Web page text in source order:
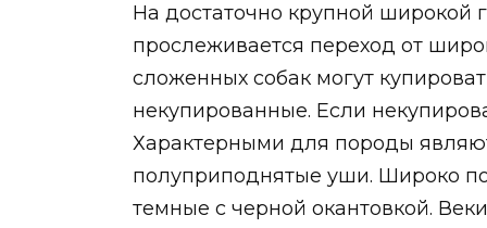
На достаточно крупной широкой
прослеживается переход от
сложенных собак могут
некупированные. Если
Характерными для породы
полуприподнятые уши. Широко
темные с черной окантовкой.